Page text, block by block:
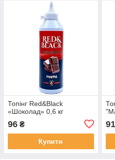
Топінг Red&Black
«Шоколад» 0,6 кг
96 ₴
Купити
91